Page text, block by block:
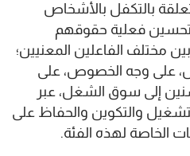
بالتكفل بالأشخاص
فعلية حقوقهم
مختلف الفاعلين المعنيين؛
على وجه الخصوص، على
إلى سوق الشغل، عبر
والتكوين والحفاظ على
الخاصة لهذه الفئة.